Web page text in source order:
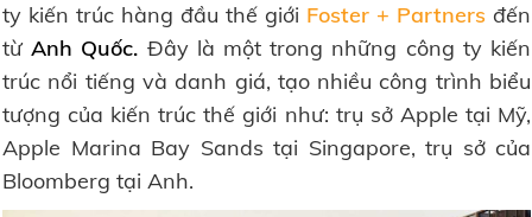
ty kiến trúc hàng đầu thế giới Foster + Partners đến
từAnh Quốc. Đây là một trong những công ty kiến
trúc nổi tiếng và danh giá, tạo nhiều công trình biểu
tượng của kiến trúc thế giới như: trụ sở Apple tại Mỹ,
Apple Marina Bay Sands tại Singapore, trụ sở của
Bloomberg tại Anh.